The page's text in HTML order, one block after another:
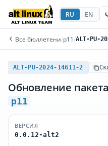
RU EN
Все бюллетени/p11 /ALT-PU-
ALT-PU-2024-14611-2
Обновление пакета
p11
ВЕРСИЯ
0.0.12-alt2